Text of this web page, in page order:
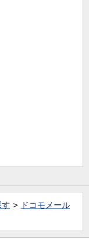
ドコモメール